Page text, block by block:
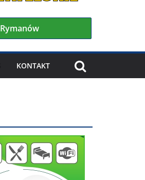
Rymanów
KONTAKT